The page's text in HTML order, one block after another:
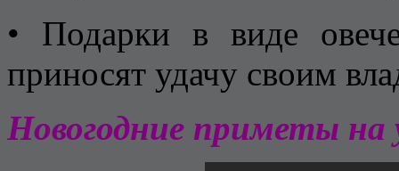
• Подарки в виде
приносят удачу своим
Новогодние приметы на